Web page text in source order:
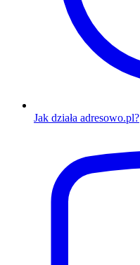
Jak działa adresowo.pl?